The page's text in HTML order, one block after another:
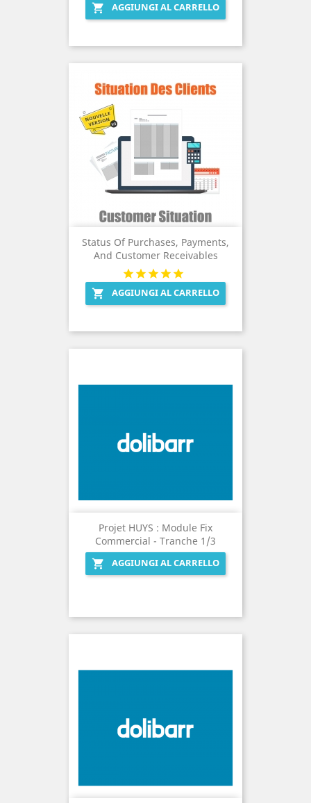
 AGGIUNGI AL CARRELLO
Status Of Purchases, Payments,
And Customer Receivables
 AGGIUNGI AL CARRELLO
Projet HUYS : Module Fix
Commercial - Tranche 1/3

AGGIUNGI AL CARRELLO